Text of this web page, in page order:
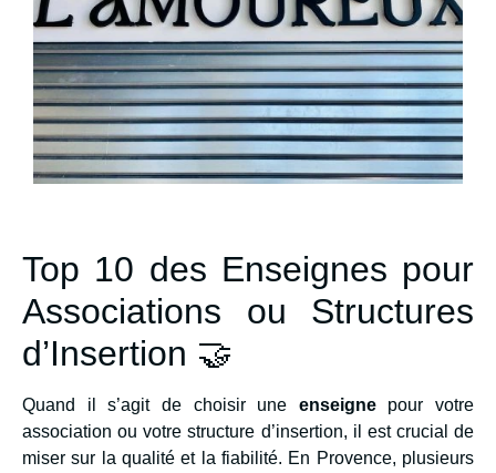
Top 10 des Enseignes pour
Associations ou Structures
d’Insertion 🤝
Quand il s’agit de choisir une enseignepour votre
association ou votre structure d’insertion, il est crucial de
miser sur la qualité et la fiabilité. En Provence, plusieurs